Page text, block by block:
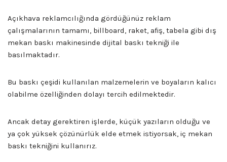
Açıkhava reklamcılığında gördüğünüz reklam
çalışmalarının tamamı, billboard, raket, afiş, tabela gibi dış
mekan baskı makinesinde dijital baskı tekniği ile
basılmaktadır.
Bu baskı çeşidi kullanılan malzemelerin ve boyaların kalıcı
olabilme özelliğinden dolayı tercih edilmektedir.
Ancak detay gerektiren işlerde, küçük yazıların olduğu ve
ya çok yüksek çözünürlük elde etmek istiyorsak, iç mekan
baskı tekniğini kullanırız.